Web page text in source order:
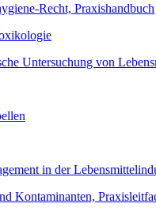
Recht, Praxishandbuch
Untersuchung von
in der
Kontaminanten,